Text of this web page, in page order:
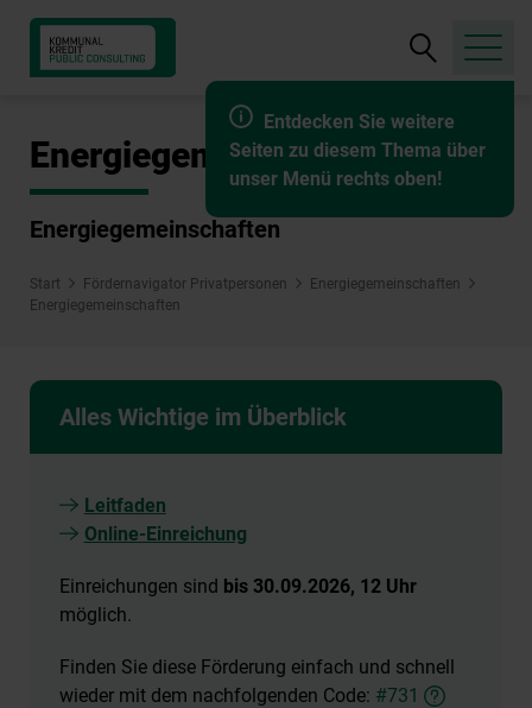
Entdecken Sie weitere
Seiten zu diesem Thema über
unser Menü rechts oben!
Suche
öffnen
Energiegemeinschaften
Energiegemeinschaften
Start Fördernavigator Privatpersonen
Energiegemeinschaften
Energiegemeinschaften
Alles Wichtige im Überblick
Leitfaden
Online-Einreichung
Einreichungen sind bis 30.09.2026, 12 Uhr
möglich.
Finden Sie diese Förderung einfach und schnell
wieder mit dem nachfolgenden Code: #731